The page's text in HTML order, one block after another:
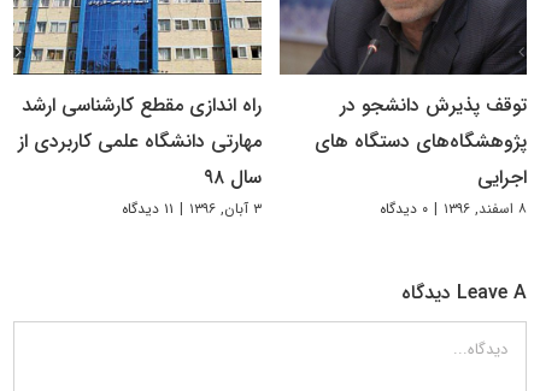
توقف پذیرش دانشجو در
پژوهشگاه‌های دستگاه های
اجرایی
۸ اسفند, ۱۳۹۶ | ۰ دیدگاه
راه اندازی مقطع کارشناسی ارشد
مهارتی دانشگاه علمی کاربردی از
سال ۹۸
۳ آبان, ۱۳۹۶ | ۱۱ دیدگاه
Leave A دیدگاه
دیدگاه